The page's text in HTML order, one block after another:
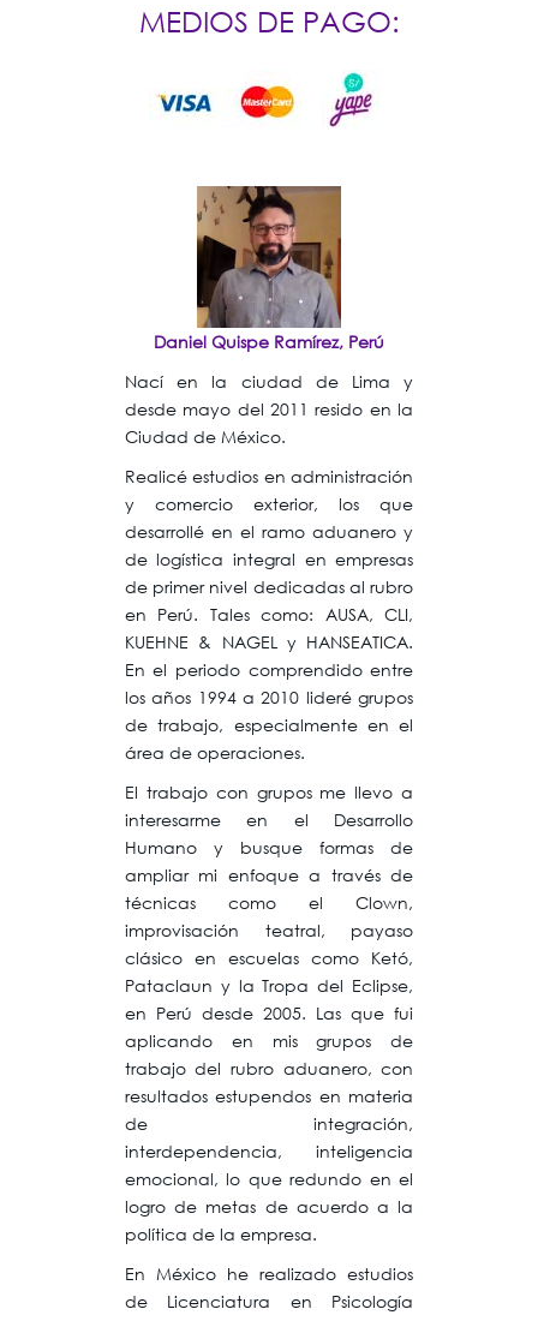
MEDIOS DE PAGO:
Daniel Quispe Ramírez, Perú
Nací en la ciudad de Lima y
desde mayo del 2011 resido en la
Ciudad de México.
Realicé estudios en administración
y comercio exterior, los que
desarrollé en el ramo aduanero y
de logística integral en empresas
de primer nivel dedicadas al rubro
en Perú. Tales como: AUSA, CLI,
KUEHNE & NAGEL y HANSEATICA.
En el periodo comprendido entre
los años 1994 a 2010 lideré grupos
de trabajo, especialmente en el
área de operaciones.
El trabajo con grupos me llevo a
interesarme en el Desarrollo
Humano y busque formas de
ampliar mi enfoque a través de
técnicas como el Clown,
improvisación teatral, payaso
clásico en escuelas como Ketó,
Pataclaun y la Tropa del Eclipse,
en Perú desde 2005. Las que fui
aplicando en mis grupos de
trabajo del rubro aduanero, con
resultados estupendos en materia
de integración,
interdependencia, inteligencia
emocional, lo que redundo en el
logro de metas de acuerdo a la
política de la empresa.
En México he realizado estudios
de Licenciatura en Psicología